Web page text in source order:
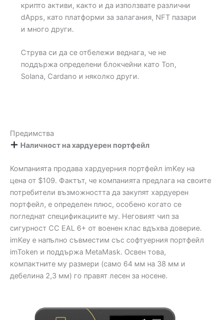
крипто активи, както и да използвате различни
dApps, като платформи за залагания, NFT пазари
и много други.
Струва си да се отбележи веднага, че не
поддържа определени блокчейни като Ton,
Solana, Cardano и няколко други.
Предимства
Наличност на хардуерен портфейл
Компанията продава хардуерния портфейл imKey на
цена от $109. Фактът, че компанията предлага на своите
потребители възможността да закупят хардуерен
портфейл, е определен плюс, особено когато се
погледнат спецификациите му. Неговият чип за
сигурност CC EAL 6+ от военен клас вдъхва доверие.
imKey е напълно съвместим със софтуерния портфейл
imToken и поддържа MetaMask. Освен това,
компактните му размери (само 64 мм на 38 мм и
дебелина 2,3 мм) го правят лесен за носене.